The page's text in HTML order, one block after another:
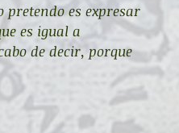
es expresar
es igual a
de decir, porque